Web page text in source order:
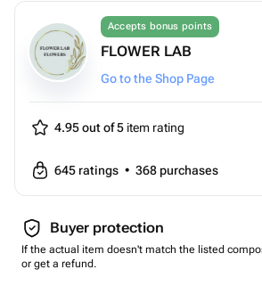
Accepts bonus points
FLOWER LAB
Go to the Shop Page
4.95 out of 5 item rating
645 ratings • 368 purchases
Buyer protection
If the actual item doesn't match the listed
or get a refund.